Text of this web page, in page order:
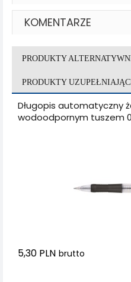
KOMENTARZE
PRODUKTY
PRODUKTY
Długopis automatyczny
wodoodpornym tuszem
5,30 PLN brutto